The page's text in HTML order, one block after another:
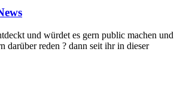
und würdet es gern public machen und
darüber reden ? dann seit ihr in dieser